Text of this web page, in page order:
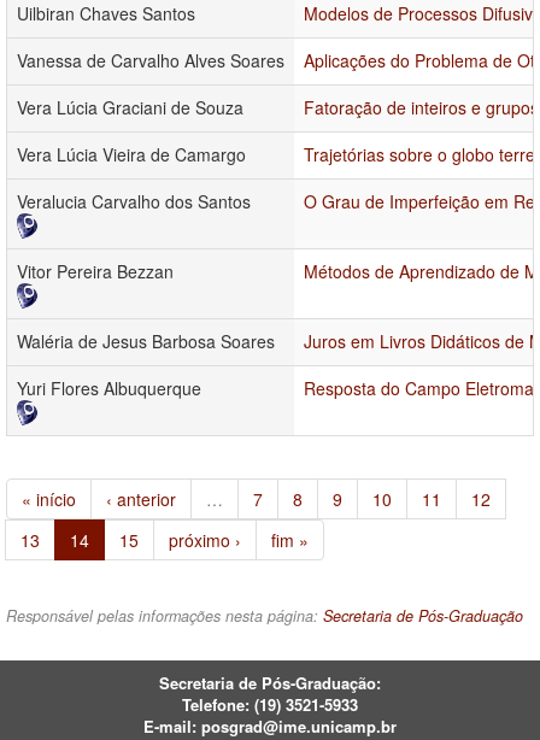
Uilbiran Chaves Santos
Modelos de Processos
Vanessa de Carvalho Alves Soares
Aplicações do Problema de
Vera Lúcia Graciani de Souza
Fatoração de inteiros e
Vera Lúcia Vieira de Camargo
Trajetórias sobre o globo
Veralucia Carvalho dos Santos
O Grau de Imperfeição em
Vitor Pereira Bezzan Métodos de Aprendizado de
Waléria de Jesus Barbosa Soares
Juros em Livros Didáticos de
Yuri Flores Albuquerque
Resposta do Campo
« início ‹ anterior … 7 8 9 10 11
12
13
14 15 próximo › fim »
Responsável pelas informações nesta página: Secretaria de Pós-Graduação
Secretaria de Pós-Graduação:
Telefone: (19) 3521-5933
E-mail: posgrad@ime.unicamp.br